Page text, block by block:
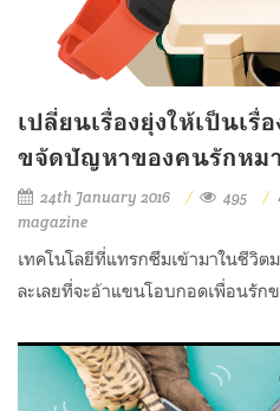
เปลี่ยนเรื่องยุ่งให้เป็นเรื่
ขจัดปัญหาของคนรักหม
24th January 2016 495
magazine
เทคโนโลยีที่แทรกซึมเข้ามาในชีวิต
ละเลยที่จะอ้าแขนโอบกอดเพื่อนรัก